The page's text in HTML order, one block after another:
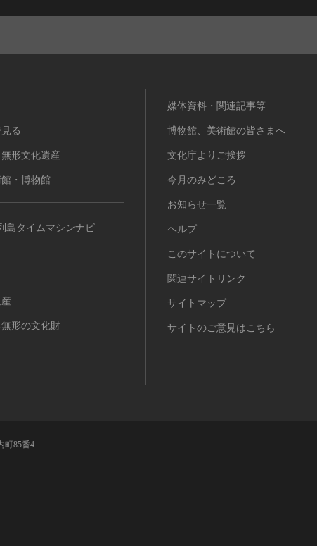
る
形文化遺産
・博物館
島タイムマシンナビ
形の文化財
媒体資料・関連記事等
博物館、美術館の皆さまへ
文化庁よりご挨拶
今月のみどころ
お知らせ一覧
ヘルプ
このサイトについて
関連サイトリンク
サイトマップ
サイトのご意見はこちら
町85番4